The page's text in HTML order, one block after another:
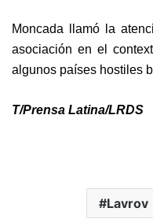
Moncada llamó la
asociación en el
algunos países hostiles
T/Prensa Latina/LRDS
Lavrov